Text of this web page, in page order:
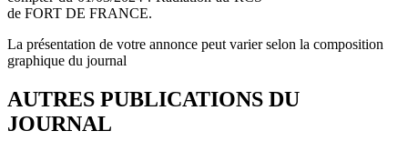
de FORT DE FRANCE.
La présentation de votre annonce peut varier selon la composition
graphique du journal
AUTRES PUBLICATIONS DU
JOURNAL